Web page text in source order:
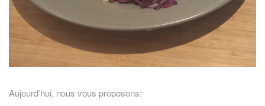
Aujourd’hui, nous vous proposons: